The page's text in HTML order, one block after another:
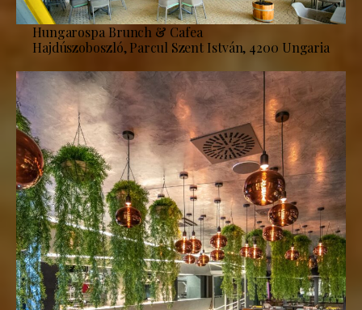
Hungarospa Brunch & Cafea
Hajdúszoboszló, Parcul Szent István, 4200 Ungaria